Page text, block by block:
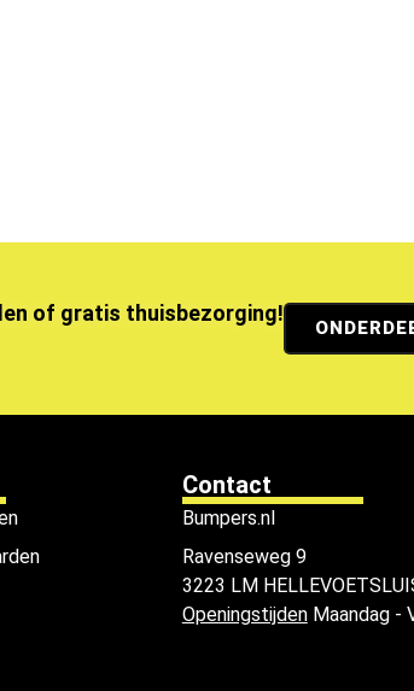
of gratis thuisbezorging!
Contact
Bumpers.nl
Ravenseweg 9
3223 LM
OpeningstijdenMaandag -